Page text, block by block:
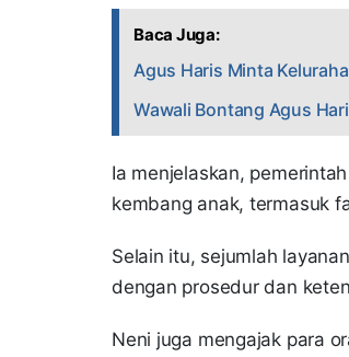
Baca Juga:
Agus Haris Minta
Wawali Bontang Agus
Ia menjelaskan,
kembang anak, termasuk
Selain itu, sejumlah
dengan prosedur dan
Neni juga mengajak para